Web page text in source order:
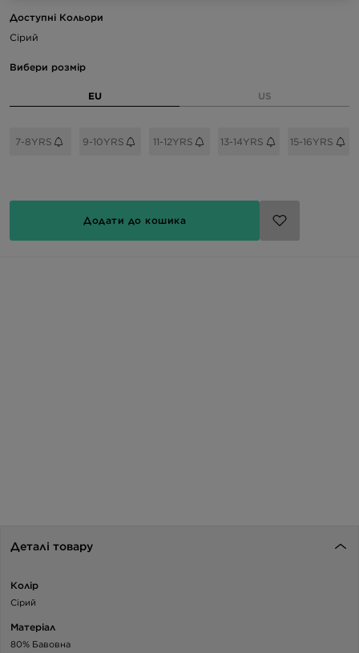
Доступні Кольори
Сірий
Вибери розмір
EU US
7-8YRS 9-10YRS 11-12YRS 13-14YRS 15-16YRS
Додати до кошика
Деталі товару
Колір
Сірий
Матеріал
80% Бавовна